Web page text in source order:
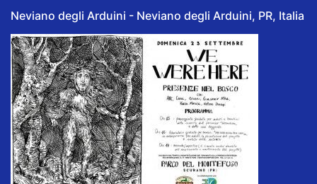
Neviano degli Arduini - Neviano degli Arduini, PR, Italia